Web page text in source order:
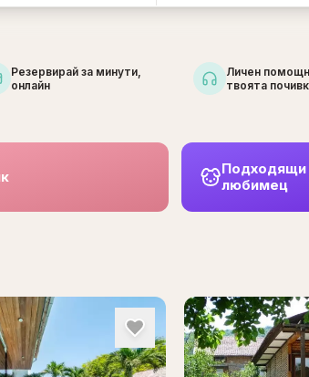
Резервирай за минути,
онлайн
Личен
твоята
любимец